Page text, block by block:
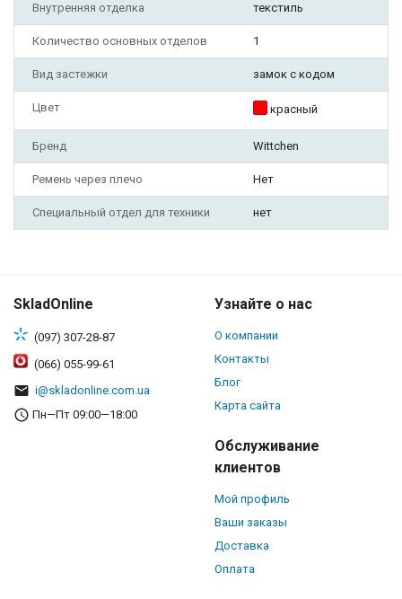
Внутренняя отделка текстиль
Количество основных отделов 1
Вид застежки замок с кодом
Цвет красный
Бренд Wittchen
Ремень через плечо Нет
Специальный отдел для техники нет
SkladOnline
(097) 307-28-87
(066) 055-99-61
i@skladonline.com.ua
Пн—Пт 09:00—18:00
Узнайте о нас
О компании
Контакты
Блог
Карта сайта
Обслуживание
клиентов
Мой профиль
Ваши заказы
Доставка
Оплата